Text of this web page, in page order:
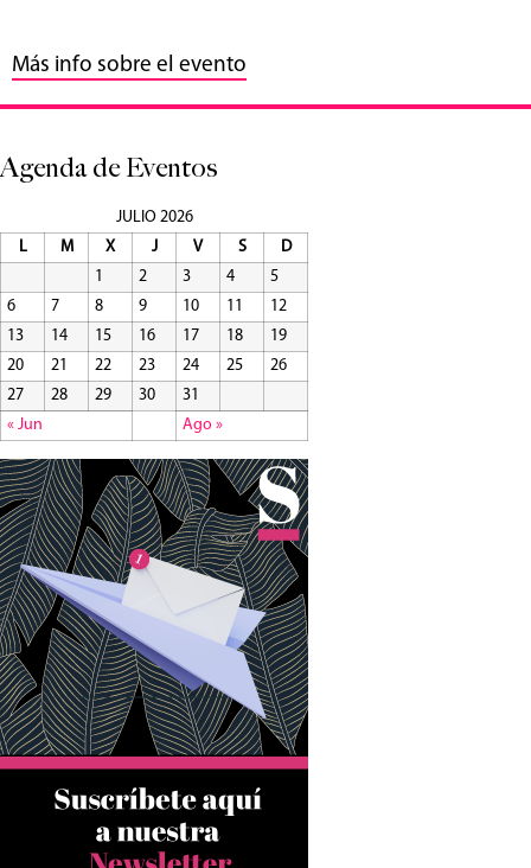
Más info sobre el evento
Agenda de Eventos
JULIO 2026
L
M X J V S
D
1
2 3 4
5
6
7 8 9 10 11
12
13
14 15 16 17 18
19
20
21 22 23 24 25
26
27
28 29 30
31
« Jun
Ago »